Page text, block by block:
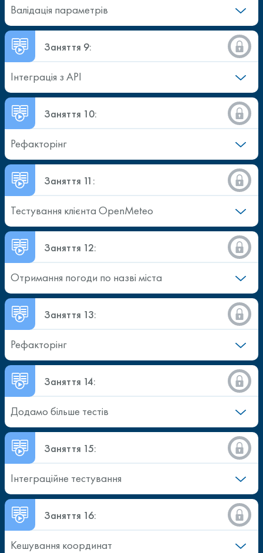
Валідація параметрів
Заняття 9:
Інтеграція з API
Заняття 10:
Рефакторінг
Заняття 11:
Тестування клієнта OpenMeteo
Заняття 12:
Отримання погоди по назві міста
Заняття 13:
Рефакторінг
Заняття 14:
Додамо більше тестів
Заняття 15:
Інтеграційне тестування
Заняття 16:
Кешування координат